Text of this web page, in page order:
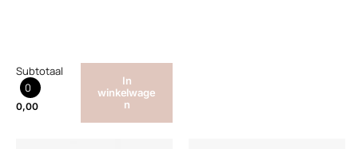
Subtotaal
0
0,00
In
winkelwage
n